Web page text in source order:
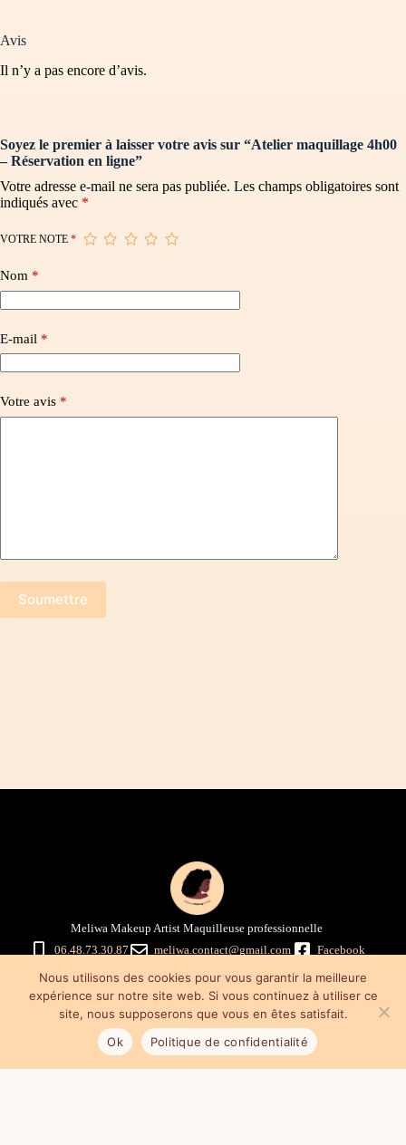
Avis
Il n’y a pas encore d’avis.
Soyez le premier à laisser votre avis sur “Atelier maquillage 4h00
– Réservation en ligne”
Votre adresse e-mail ne sera pas publiée. Les champs obligatoires sont
indiqués avec *
VOTRE NOTE *
Nom *
E-mail *
Votre avis *
Soumettre
Meliwa Makeup Artist Maquilleuse professionnelle
06.48.73.30.87
meliwa.contact@gmail.com
Facebook
Politique de confidentialité –
Conditions générales
de vente
Mes astuces maquillage & promo
Nous utilisons des cookies pour vous garantir la meilleure
expérience sur notre site web. Si vous continuez à utiliser ce
site, nous supposerons que vous en êtes satisfait.
Ok
Politique de confidentialité